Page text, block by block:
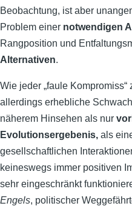
Beobachtung, ist aber
Problem einer notwendigen
Rangposition und
Alternativen.
Wie jeder „faule Kompromiss“
allerdings erhebliche
näherem Hinsehen als nur
Evolutionsergebenis, als
gesellschaftlichen
keineswegs immer positiven
sehr eingeschränkt
Engels, politischer